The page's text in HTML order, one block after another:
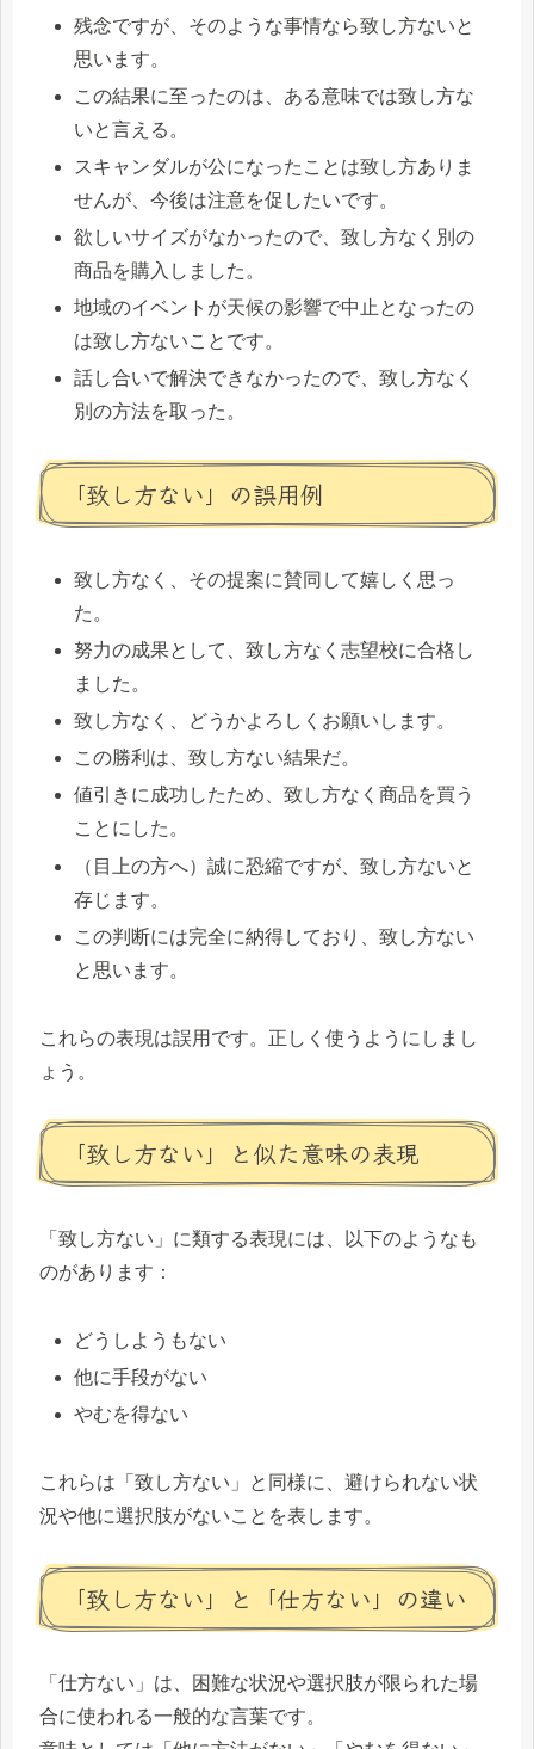
残念ですが、そのような事情なら致し方ないと
思います。
この結果に至ったのは、ある意味では致し方な
いと言える。
スキャンダルが公になったことは致し方ありま
せんが、今後は注意を促したいです。
欲しいサイズがなかったので、致し方なく別の
商品を購入しました。
地域のイベントが天候の影響で中止となったの
は致し方ないことです。
話し合いで解決できなかったので、致し方なく
別の方法を取った。
「致し方ない」の誤用例
致し方なく、その提案に賛同して嬉しく思っ
た。
努力の成果として、致し方なく志望校に合格し
ました。
致し方なく、どうかよろしくお願いします。
この勝利は、致し方ない結果だ。
値引きに成功したため、致し方なく商品を買う
ことにした。
（目上の方へ）誠に恐縮ですが、致し方ないと
存じます。
この判断には完全に納得しており、致し方ない
と思います。
これらの表現は誤用です。正しく使うようにしまし
ょう。
「致し方ない」と似た意味の表現
「致し方ない」に類する表現には、以下のようなも
のがあります：
どうしようもない
他に手段がない
やむを得ない
これらは「致し方ない」と同様に、避けられない状
況や他に選択肢がないことを表します。
「致し方ない」と「仕方ない」の違い
「仕方ない」は、困難な状況や選択肢が限られた場
合に使われる一般的な言葉です。